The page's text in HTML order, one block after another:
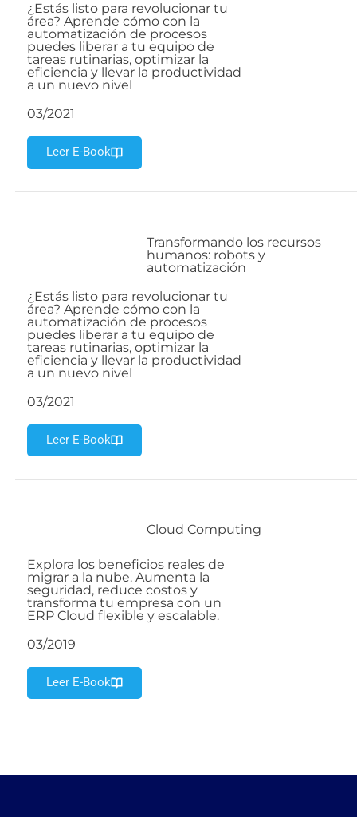
¿Estás listo para revolucionar tu
área? Aprende cómo con la
automatización de procesos
puedes liberar a tu equipo de
tareas rutinarias, optimizar la
eficiencia y llevar la productividad
a un nuevo nivel
03/2021
Leer E-Book
Transformando los recursos
humanos: robots y
automatización
¿Estás listo para revolucionar tu
área? Aprende cómo con la
automatización de procesos
puedes liberar a tu equipo de
tareas rutinarias, optimizar la
eficiencia y llevar la productividad
a un nuevo nivel
03/2021
Leer E-Book
Cloud Computing
Explora los beneficios reales de
migrar a la nube. Aumenta la
seguridad, reduce costos y
transforma tu empresa con un
ERP Cloud flexible y escalable.
03/2019
Leer E-Book